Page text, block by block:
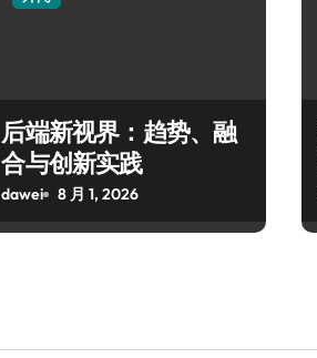
后端新视界：趋势、融
合与创新实践
dawei 8 月 1, 2026